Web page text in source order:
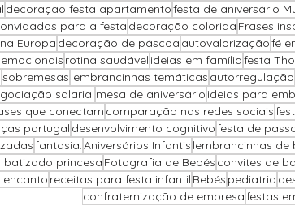
decoração festa apartamentofesta de aniversário
para a festa decoração colorida Frases
Europa decoração de páscoa autovalorizaçãofé
rotina saudável ideias em famíliafesta
sobremesas lembrancinhas temáticas autorregulação
salarial mesa de aniversário ideias para
que conectam comparação nas redes sociais
portugal desenvolvimento cognitivofesta de
fantasia. Aniversários Infantis lembrancinhas de
batizado princesa Fotografia de Bebés convites de
receitas para festa infantil Bebés pediatria
confraternização de empresafestas